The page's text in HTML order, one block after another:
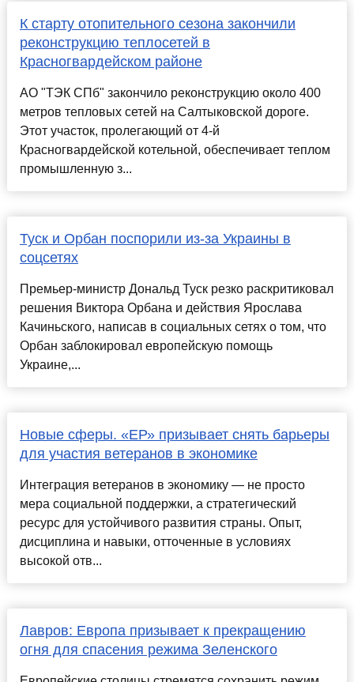
К старту отопительного сезона закончили
реконструкцию теплосетей в
Красногвардейском районе
АО "ТЭК СПб" закончило реконструкцию около 400
метров тепловых сетей на Салтыковской дороге.
Этот участок, пролегающий от 4-й
Красногвардейской котельной, обеспечивает теплом
промышленную з...
Туск и Орбан поспорили из-за Украины в
соцсетях
Премьер-министр Дональд Туск резко раскритиковал
решения Виктора Орбана и действия Ярослава
Качиньского, написав в социальных сетях о том, что
Орбан заблокировал европейскую помощь
Украине,...
Новые сферы. «ЕР» призывает снять барьеры
для участия ветеранов в экономике
Интеграция ветеранов в экономику — не просто
мера социальной поддержки, а стратегический
ресурс для устойчивого развития страны. Опыт,
дисциплина и навыки, отточенные в условиях
высокой отв...
Лавров: Европа призывает к прекращению
огня для спасения режима Зеленского